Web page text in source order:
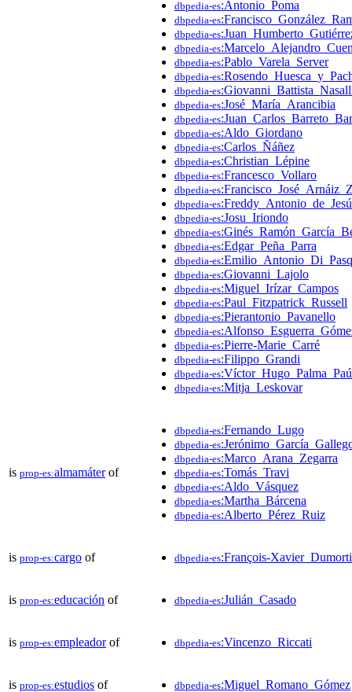
dbpedia-es:Antonio_Poma
dbpedia-es
dbpedia-es
dbpedia-es
dbpedia-es:Pablo_Varela_Server
dbpedia-es
dbpedia-es
dbpedia-es:José_María_Arancibia
dbpedia-es
dbpedia-es:Aldo_Giordano
dbpedia-es:Carlos_Ñáñez
dbpedia-es:Christian_Lépine
dbpedia-es:Francesco_Vollaro
dbpedia-es
dbpedia-es
dbpedia-es:Josu_Iriondo
dbpedia-es
dbpedia-es:Edgar_Peña_Parra
dbpedia-es
dbpedia-es:Giovanni_Lajolo
dbpedia-es:Miguel_Irízar_Campos
dbpedia-es:Paul_Fitzpatrick_Russell
dbpedia-es:Pierantonio_Pavanello
dbpedia-es
dbpedia-es:Pierre-Marie_Carré
dbpedia-es:Filippo_Grandi
dbpedia-es
dbpedia-es:Mitja_Leskovar
is prop-es:almamáterof
dbpedia-es:Fernando_Lugo
dbpedia-es
dbpedia-es:Marco_Arana_Zegarra
dbpedia-es:Tomás_Travi
dbpedia-es:Aldo_Vásquez
dbpedia-es:Martha_Bárcena
dbpedia-es:Alberto_Pérez_Ruiz
is prop-es:cargo of dbpedia-es:François-
is prop-es:educación of dbpedia-es:Julián_Casado
is prop-es:empleadorof dbpedia-es:Vincenzo_Riccati
is prop-es:estudios of dbpedia-es:Miguel_Romano_Gómez